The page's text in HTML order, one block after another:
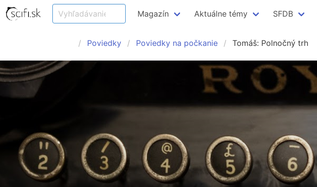
Magazín Aktuálne témy SFDB
Poviedky Poviedky na počkanie Tomáš: Polnočný trh